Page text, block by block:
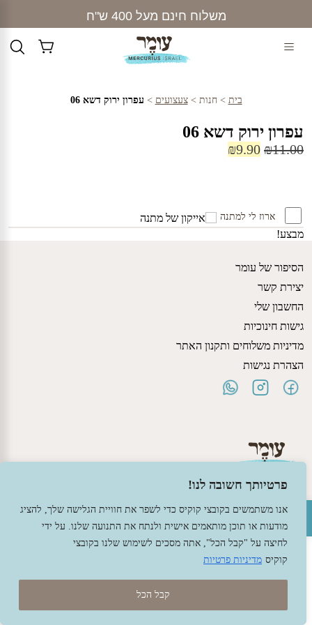
פתח סרגל נגישות
פרטיותך חשובה לנו!
אנו משתמשים בקובצי קוקיס כדי לשפר את חוויית הגלישה שלך, להציג
מודעות או תוכן מותאמים אישית ולנתח את התנועה שלנו. על ידי
לחיצה על "קבל הכל", אתה מסכים לשימוש שלנו בקובצי
קוקיס מדיניות פרטיות
קבל הכל
content
משלוח חינם מעל 400 ש"ח
בית >חנות >צעצועים > עפרון ירוק דשא 06
עפרון ירוק דשא 06
₪11.00
המחיר
₪9.90
ארוז לי למתנה
מבצע!
הסיפור של עומר
יצירת קשר
החשבון שלי
גישות חינוכיות
מדיניות משלוחים ותקנון האתר
הצהרת נגישות
עיצוב -גל פלג, בניה -שמרת דיגיטל - מומחה מחשוב ואינטרנט